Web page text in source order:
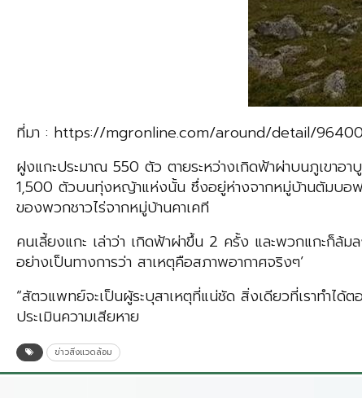
ที่มา : https://mgronline.com/around/detail/
ฝูงแกะประมาณ 550 ตัว ตายระหว่างเกิดฟ้าผ่าบนภูเขาอ
1,500 ตัวบนทุ่งหญ้าแห่งนั้น ซึ่งอยู่ห่างจากหมู่บ้านตัมบอฟ
ของพวกชาวไร่จากหมู่บ้านคาเคที
คนเลี้ยงแกะ เล่าว่า เกิดฟ้าผ่าขึ้น 2 ครั้ง และพวกแกะก็ล้ม
อย่างเป็นทางการว่า สาเหตุคือสภาพอากาศจริงๆ’
“สัตวแพทย์จะเป็นผู้ระบุสาเหตุที่แน่ชัด สิ่งเดียวที่เราทำไ
ประเมินความเสียหาย
ข่าวสิ่งแวดล้อม